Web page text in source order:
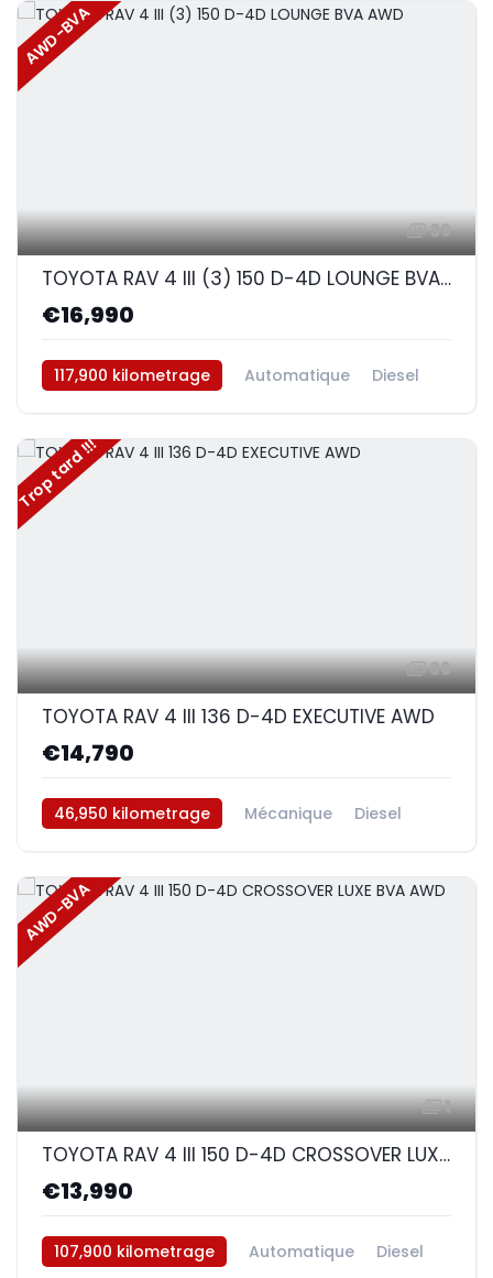
AWD-BVA
39
TOYOTA RAV 4 III (3) 150 D-4D LOUNGE BVA AWD
€16,990
117,900 kilometrage Automatique
Diesel
Trop tard !!!
36
TOYOTA RAV 4 III 136 D-4D EXECUTIVE AWD
€14,790
46,950 kilometrage Mécanique
Diesel
AWD-BVA
1
TOYOTA RAV 4 III 150 D-4D CROSSOVER LUXE BVA AWD
€13,990
107,900 kilometrage Automatique
Diesel